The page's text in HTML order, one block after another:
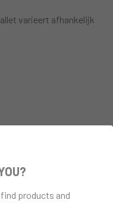
varieert afhankelijk
products and